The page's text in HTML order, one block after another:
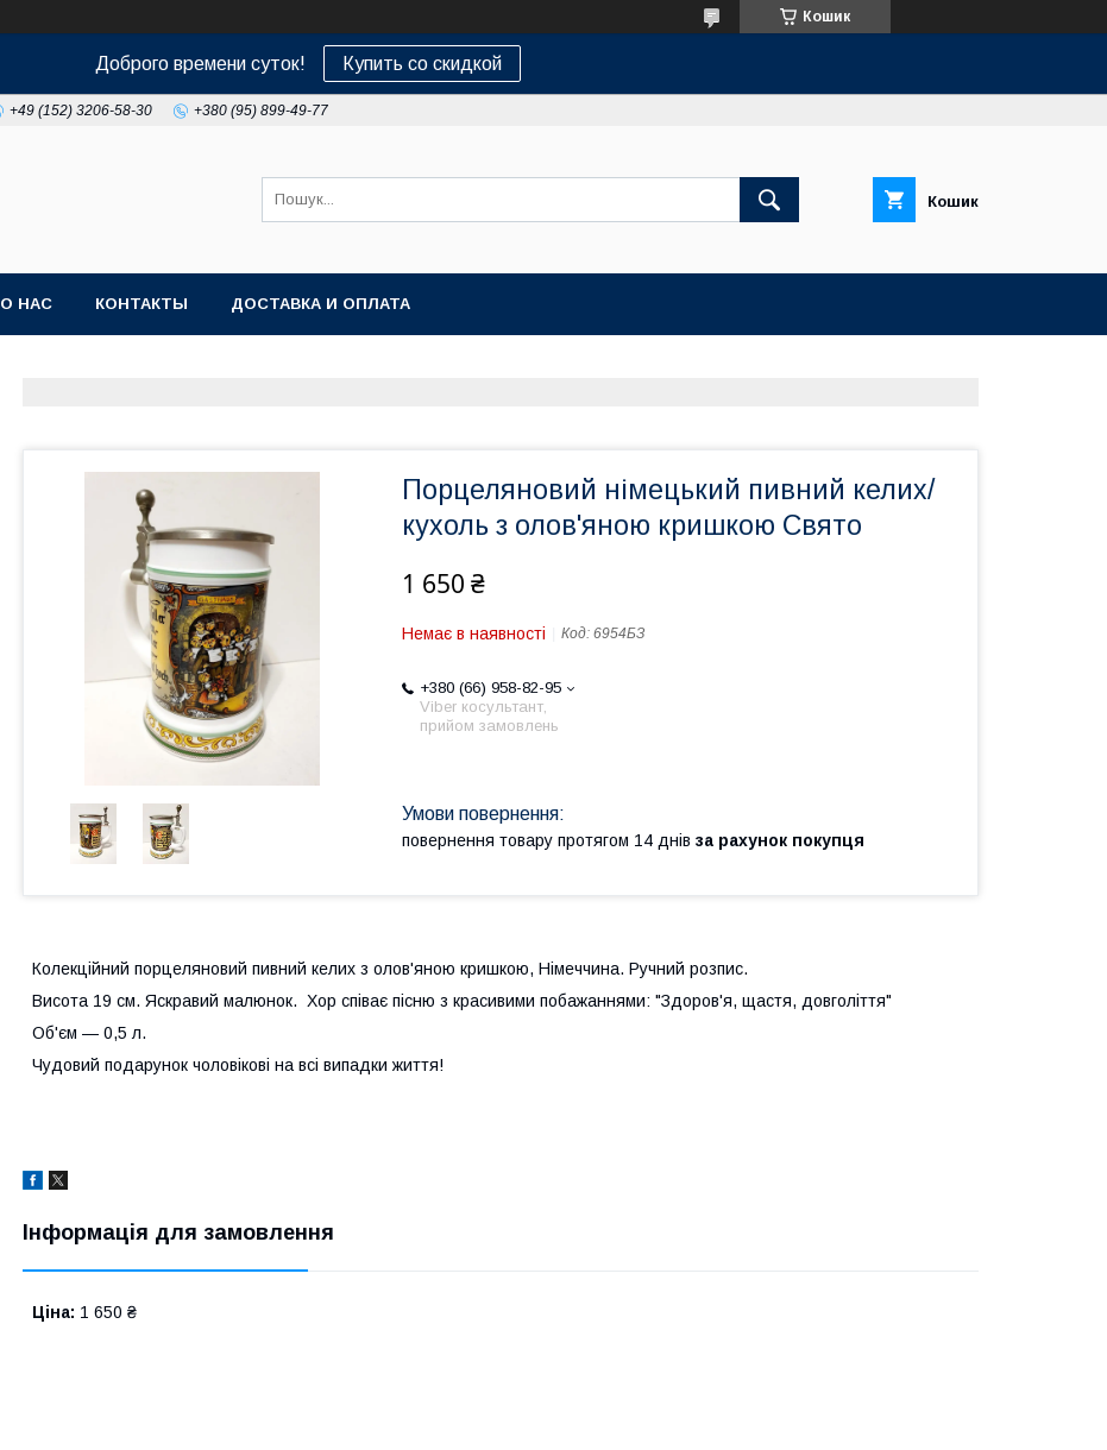
Кошик
Доброго времени суток! Купить со скидкой
+49 (152) 3206-58-30 +380 (95) 899-49-77
Кошик
О НАС КОНТАКТЫ ДОСТАВКА И ОПЛАТА
Порцеляновий німецький пивний келих/
кухоль з олов'яною кришкою Свято
1 650 ₴
Немає в наявності Код: 6954БЗ
+380 (66) 958-82-95
Viber косультант,
прийом замовлень
повернення товару протягом 14 днів за рахунок покупця
Колекційний порцеляновий пивний келих з олов'яною кришкою, Німеччина. Ручний розпис.
Висота 19 см. Яскравий малюнок. Хор співає пісню з красивими побажаннями: "Здоров'я, щастя, довголіття"
Об'єм — 0,5 л.
Чудовий подарунок чоловікові на всі випадки життя!
Інформація для замовлення
Ціна: 1 650 ₴